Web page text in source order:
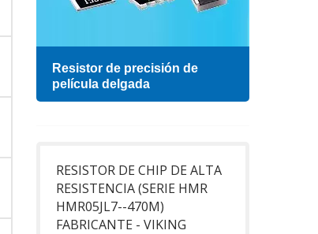
Resistor de precisión de
película delgada
RESISTOR DE CHIP DE ALTA
RESISTENCIA (SERIE HMR
HMR05JL7--470M)
FABRICANTE - VIKING